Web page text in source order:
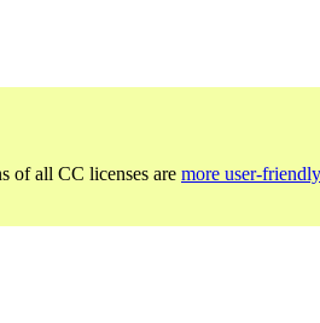
of all CC licenses are more user-